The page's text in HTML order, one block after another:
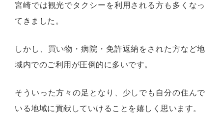
宮崎では観光でタクシーを利用される方も多くなっ
てきました。
しかし、買い物・病院・免許返納をされた方など地
域内でのご利用が圧倒的に多いです。
そういった方々の足となり、少しでも自分の住んで
いる地域に貢献していけることを嬉しく思います。